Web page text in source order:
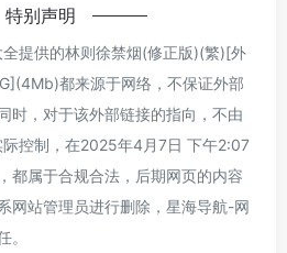
特别声明
提供的林则徐禁烟(修正版)(繁)[外
都来源于网络，不保证外部
时，对于该外部链接的指向，不由
控制，在2025年4月7日 下午2:07
都属于合规合法，后期网页的内容
网站管理员进行删除，星海导航-网
。